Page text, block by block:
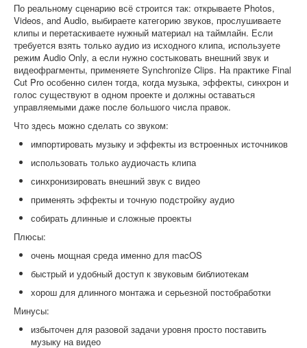
По реальному сценарию всё строится так: открываете Photos,
Videos, and Audio, выбираете категорию звуков, прослушиваете
клипы и перетаскиваете нужный материал на таймлайн. Если
требуется взять только аудио из исходного клипа, используете
режим Audio Only, а если нужно состыковать внешний звук и
видеофрагменты, применяете Synchronize Clips. На практике Final
Cut Pro особенно силен тогда, когда музыка, эффекты, синхрон и
голос существуют в одном проекте и должны оставаться
управляемыми даже после большого числа правок.
Что здесь можно сделать со звуком:
импортировать музыку и эффекты из встроенных источников
использовать только аудиочасть клипа
синхронизировать внешний звук с видео
применять эффекты и точную подстройку аудио
собирать длинные и сложные проекты
Плюсы:
очень мощная среда именно для macOS
быстрый и удобный доступ к звуковым библиотекам
хорош для длинного монтажа и серьезной постобработки
Минусы:
избыточен для разовой задачи уровня просто поставить
музыку на видео